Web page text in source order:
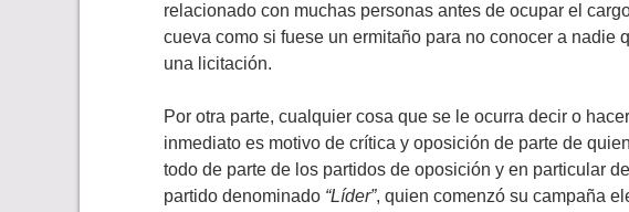
relacionado con muchas personas antes de ocupar el
cueva como si fuese un ermitaño para no conocer a nadie
una licitación.
Por otra parte, cualquier cosa que se le ocurra decir o
inmediato es motivo de crítica y oposición de parte de
todo de parte de los partidos de oposición y en particular
partido denominado “Líder”, quien comenzó su campaña